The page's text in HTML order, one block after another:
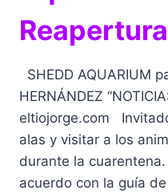
SHEDD AQUARIUM
HERNÁNDEZ
eltiojorge.com
alas y visitar a los
durante la
acuerdo con la guía